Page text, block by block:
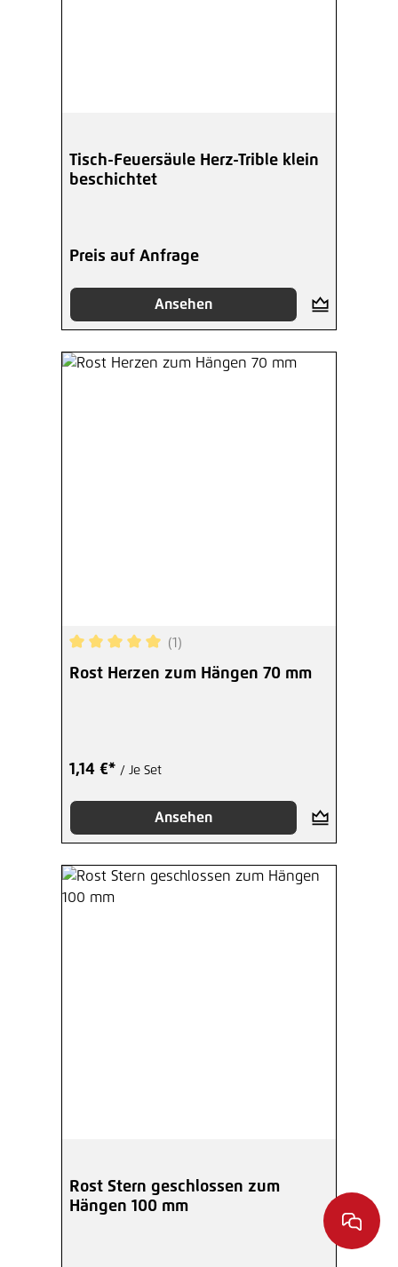
Tisch-Feuersäule Herz-Trible klein
beschichtet
Preis auf Anfrage
Ansehen
Durchschnittliche Bewertung von 5 von 5
(1)
Rost Herzen zum Hängen 70 mm
1,14 €* / Je Set
Ansehen
Rost Stern geschlossen zum
Hängen 100 mm